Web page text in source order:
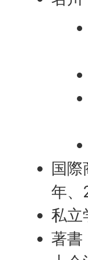
国際
年、
私立
著書